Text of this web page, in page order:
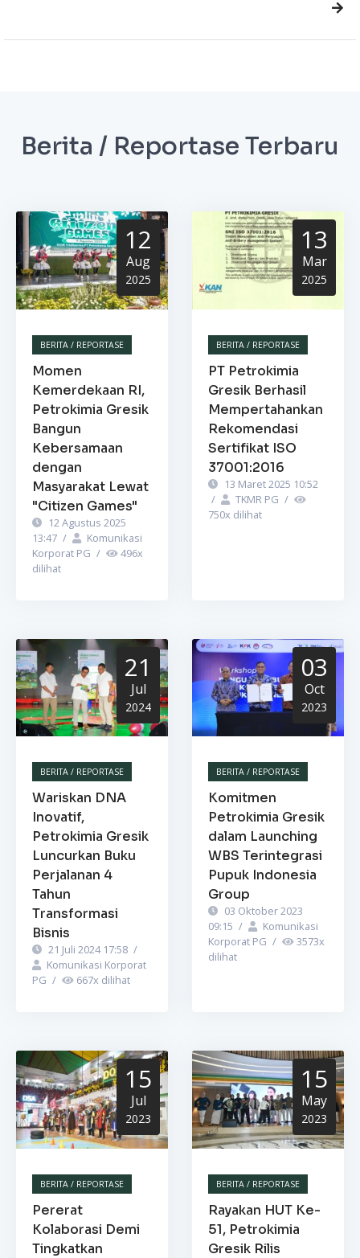
Berita / Reportase Terbaru
12
Aug
2025
BERITA / REPORTASE
Momen
Kemerdekaan RI,
Petrokimia Gresik
Bangun
Kebersamaan
dengan
Masyarakat Lewat
"Citizen Games"
12 Agustus 2025
13:47 /
Komunikasi
Korporat PG / 496x
dilihat
13
Mar
2025
BERITA / REPORTASE
PT Petrokimia
Gresik Berhasil
Mempertahankan
Rekomendasi
Sertifikat ISO
37001:2016
13 Maret 2025 10:52
/
TKMR PG /
750x dilihat
21
Jul
2024
BERITA / REPORTASE
Wariskan DNA
Inovatif,
Petrokimia Gresik
Luncurkan Buku
Perjalanan 4
Tahun
Transformasi
Bisnis
21 Juli 2024 17:58 /
Komunikasi Korporat
PG / 667x dilihat
03
Oct
2023
BERITA / REPORTASE
Komitmen
Petrokimia Gresik
dalam Launching
WBS Terintegrasi
Pupuk Indonesia
Group
03 Oktober 2023
09:15 /
Komunikasi
Korporat PG / 3573x
dilihat
15
Jul
2023
BERITA / REPORTASE
Pererat
Kolaborasi Demi
Tingkatkan
15
May
2023
BERITA / REPORTASE
Rayakan HUT Ke-
51, Petrokimia
Gresik Rilis